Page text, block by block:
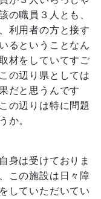
の職員３人とも、
利用者の方と接す
るということなん
材をしていてすご
の辺り県としては
だと思うんです
の辺りは特に問題
か。
身は受けておりま
この施設は日々障
していただいてい